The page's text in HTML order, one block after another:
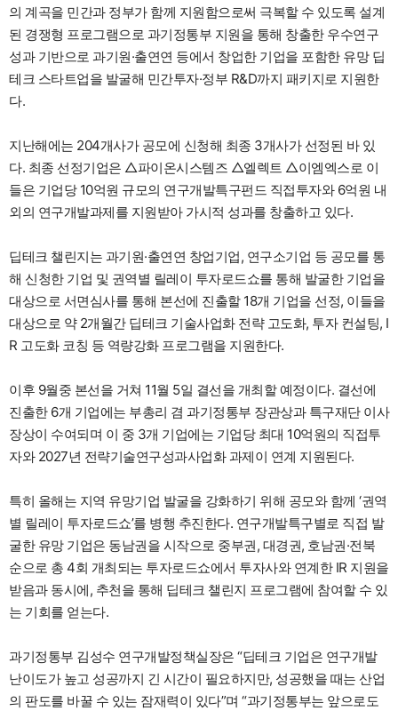
의 계곡을 민간과 정부가 함께 지원함으로써 극복할 수 있도록 설계
된 경쟁형 프로그램으로 과기정통부 지원을 통해 창출한 우수연구
성과 기반으로 과기원·출연연 등에서 창업한 기업을 포함한 유망 딥
테크 스타트업을 발굴해 민간투자·정부 R&D까지 패키지로 지원한
다.
지난해에는 204개사가 공모에 신청해 최종 3개사가 선정된 바 있
다. 최종 선정기업은 △파이온시스템즈 △엘렉트 △이엠엑스로 이
들은 기업당 10억원 규모의 연구개발특구펀드 직접투자와 6억원 내
외의 연구개발과제를 지원받아 가시적 성과를 창출하고 있다.
딥테크 챌린지는 과기원·출연연 창업기업, 연구소기업 등 공모를 통
해 신청한 기업 및 권역별 릴레이 투자로드쇼를 통해 발굴한 기업을
대상으로 서면심사를 통해 본선에 진출할 18개 기업을 선정, 이들을
대상으로 약 2개월간 딥테크 기술사업화 전략 고도화, 투자 컨설팅, I
R 고도화 코칭 등 역량강화 프로그램을 지원한다.
이후 9월중 본선을 거쳐 11월 5일 결선을 개최할 예정이다. 결선에
진출한 6개 기업에는 부총리 겸 과기정통부 장관상과 특구재단 이사
장상이 수여되며 이 중 3개 기업에는 기업당 최대 10억원의 직접투
자와 2027년 전략기술연구성과사업화 과제이 연계 지원된다.
특히 올해는 지역 유망기업 발굴을 강화하기 위해 공모와 함께 ‘권역
별 릴레이 투자로드쇼’를 병행 추진한다. 연구개발특구별로 직접 발
굴한 유망 기업은 동남권을 시작으로 중부권, 대경권, 호남권·전북
순으로 총 4회 개최되는 투자로드쇼에서 투자사와 연계한 IR 지원을
받음과 동시에, 추천을 통해 딥테크 챌린지 프로그램에 참여할 수 있
는 기회를 얻는다.
과기정통부 김성수 연구개발정책실장은 “딥테크 기업은 연구개발
난이도가 높고 성공까지 긴 시간이 필요하지만, 성공했을 때는 산업
의 판도를 바꿀 수 있는 잠재력이 있다”며 “과기정통부는 앞으로도